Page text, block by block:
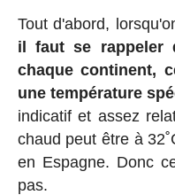
Tout d'abord,
il faut se rappeler
chaque continent,
une température
indicatif et assez
chaud peut être à
en Espagne. Donc
pas.